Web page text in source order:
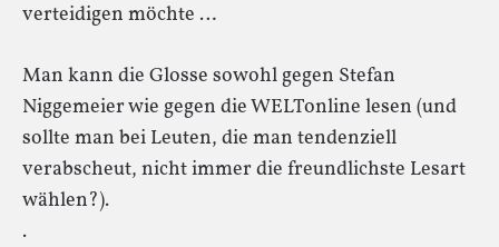
verteidigen möchte …
Man kann die Glosse sowohl gegen Stefan
Niggemeier wie gegen die WELTonline lesen (und
sollte man bei Leuten, die man tendenziell
verabscheut, nicht immer die freundlichste Lesart
wählen?).
.